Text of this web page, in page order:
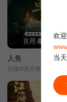
更新至06集
人鱼
正
欢
当